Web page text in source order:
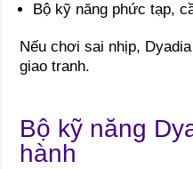
Bộ kỹ năng phức tạp,
Nếu chơi sai nhịp,
giao tranh.
Bộ kỹ năng
hành